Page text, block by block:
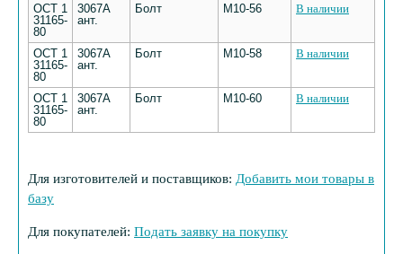
ОСТ 1
31165-
80
3067А
ант.
Болт М10-56 В наличии
ОСТ 1
31165-
80
3067А
ант.
Болт М10-58 В наличии
ОСТ 1
31165-
80
3067А
ант.
Болт М10-60 В наличии
Для изготовителей и поставщиков: Добавить мои товары в
базу
Для покупателей: Подать заявку на покупку